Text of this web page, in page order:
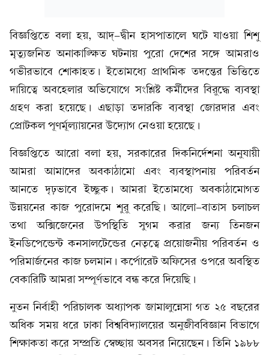
বিজ্ঞপ্তিতে বলা হয়, আদ্‌-দ্বীন হাসপাতালে ঘটে যাওয়া শিশু
মৃত্যুজনিত অনাকাঙ্ক্ষিত ঘটনায় পুরো দেশের সঙ্গে আমরাও
গভীরভাবে শোকাহত। ইতোমধ্যে প্রাথমিক তদন্তের ভিত্তিতে
দায়িত্বে অবহেলার অভিযোগে সংশ্লিষ্ট কর্মীদের বিরুদ্ধে ব্যবস্থা
গ্রহণ করা হয়েছে। এছাড়া তদারকি ব্যবস্থা জোরদার এবং
প্রোটকল পূণর্মূল্যায়নের উদ্যোগ নেওয়া হয়েছে।
বিজ্ঞপ্তিতে আরো বলা হয়, সরকারের দিকনির্দেশনা অনুযায়ী
আমরা আমাদের অবকাঠামো এবং ব্যবস্থাপনায় পরিবর্তন
আনতে দৃঢ়ভাবে ইচ্ছুক। আমরা ইতোমধ্যে অবকাঠামোগত
উন্নয়নের কাজ পুরোদমে শুরু করেছি। আলো-বাতাস চলাচল
তথা অক্সিজেনের উপস্থিতি সুগম করার জন্য তিনজন
ইনডিপেন্ডেন্ট কনসালটেন্ডের নেতৃত্বে প্রয়োজনীয় পরিবর্তন ও
পরিমার্জনের কাজ চলমান। কর্পোরেট অফিসের ওপরে অবস্থিত
বেকারিটি আমরা সম্পূর্ণভাবে বন্ধ করে দিয়েছি।
নুতন নির্বাহী পরিচালক অধ্যাপক জামালুন্নেসা গত ২৫ বছরের
অধিক সময় ধরে ঢাকা বিশ্ববিদ্যালয়ের অনুজীববিজ্ঞান বিভাগে
শিক্ষাকতা করে সম্প্রতি স্বেচ্ছায় অবসর নিয়েছেন। তিনি ১৯৮৮